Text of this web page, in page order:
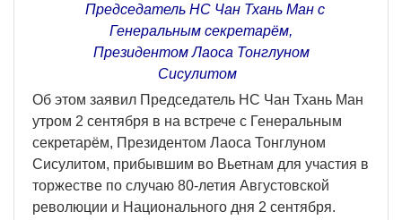
Председатель НС Чан Тхань Ман с
Генеральным секретарём,
Президентом Лаоса Тонглуном
Сисулитом
Об этом заявил Председатель НС Чан Тхань Ман
утром 2 сентября в на встрече с Генеральным
секретарём, Президентом Лаоса Тонглуном
Сисулитом, прибывшим во Вьетнам для участия в
торжестве по случаю 80-летия Августовской
революции и Национального дня 2 сентября.